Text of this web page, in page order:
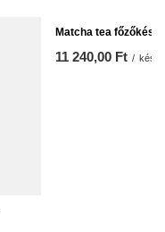
Matcha tea
11 240,00 Ft /